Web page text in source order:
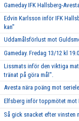
Gameday IFK Hallsberg-
Edvin Karlsson inför IFK
kan"
Uddamålsförlust mot
Gameday. Fredag 13/12 kl
Lissmats inför den viktiga
tränat på göra mål".
Avesta nära poäng mot
Elfsberg inför toppmötet mot
Så gick snacket efter vinsten